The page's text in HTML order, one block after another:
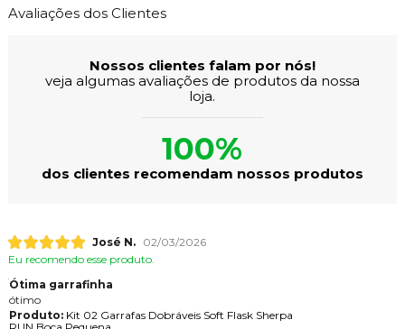
Avaliações dos Clientes
Nossos clientes falam por nós!
veja algumas avaliações de produtos da nossa
loja.
100%
dos clientes recomendam nossos produtos
José N.
02/03/2026
Eu recomendo esse produto.
Ótima garrafinha
ótimo
Produto:Kit 02 Garrafas Dobráveis Soft Flask Sherpa